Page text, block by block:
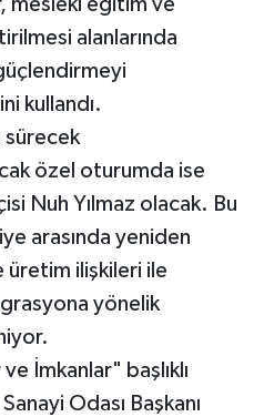
mesleki eğitim ve
alanlarında
kullandı.
sürecek
özel oturumda ise
Nuh Yılmaz olacak. Bu
arasında yeniden
üretim ilişkileri ile
yönelik
İmkanlar" başlıklı
Odası Başkanı